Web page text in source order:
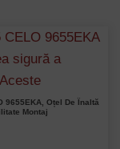
9655EKA, Oțel De Înaltă
Montaj